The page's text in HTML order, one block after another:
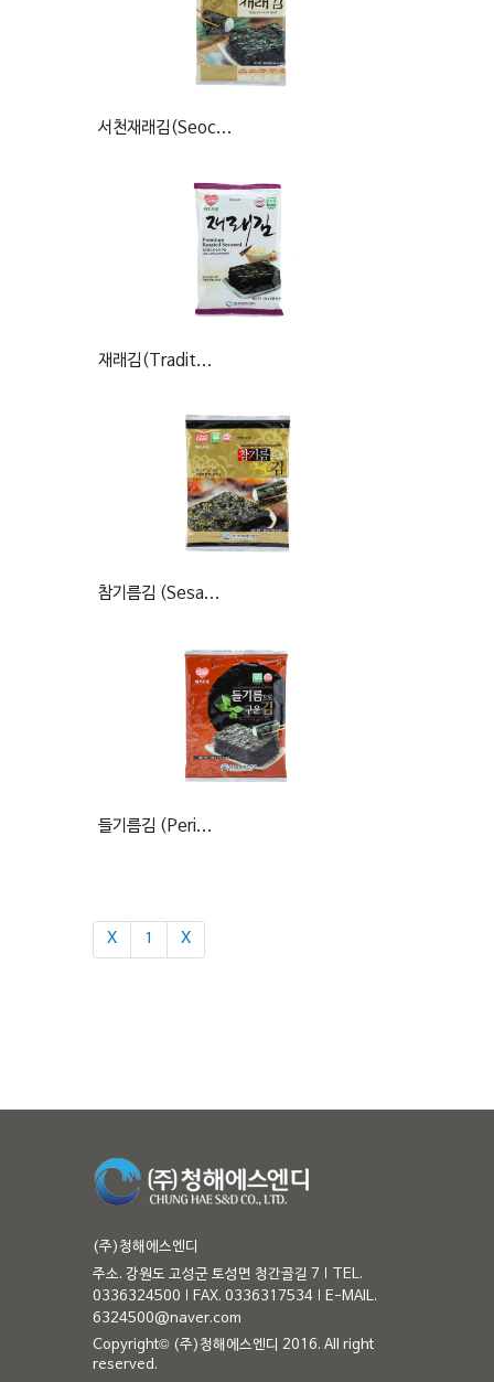
서천재래김(Seoc...
재래김(Tradit...
참기름김 (Sesa...
들기름김 (Peri...
Χ 1 Χ
(주)청해에스엔디
주소. 강원도 고성군 토성면 청간골길 7
TEL.
0336324500
FAX. 0336317534
E-MAIL.
6324500@naver.com
Copyright© (주)청해에스엔디 2016. All right
reserved.